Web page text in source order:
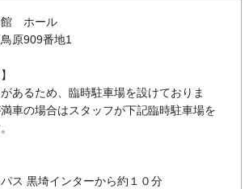
館 ホール
原909番地1
あるため、臨時駐車場を設けておりま
車の場合はスタッフが下記臨時駐車場を
ス 黒埼インターから約１０分